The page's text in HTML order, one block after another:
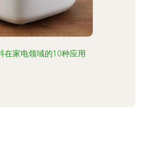
在家电领域的10种应用